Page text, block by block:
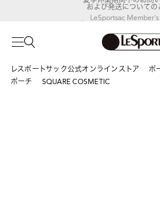
LeSportsac Member's
ポイントアップキャンペ
レスポートサック公式オンラインストア
ポ
ポーチ
SQUARE COSMETIC